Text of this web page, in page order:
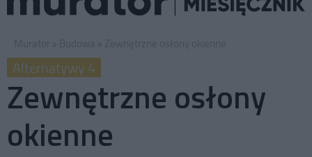
Alternatywy 4
Zewnętrzne osłony
okienne